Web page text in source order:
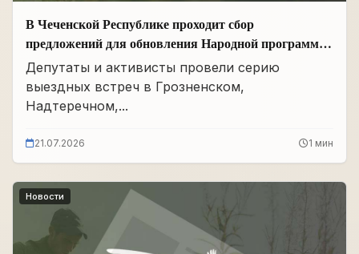
В Чеченской Республике проходит сбор
предложений для обновления Народной программы
в сфере АПК
Депутаты и активисты провели серию
выездных встреч в Грозненском,
Надтеречном,...
21.07.2026 1 мин
Новости